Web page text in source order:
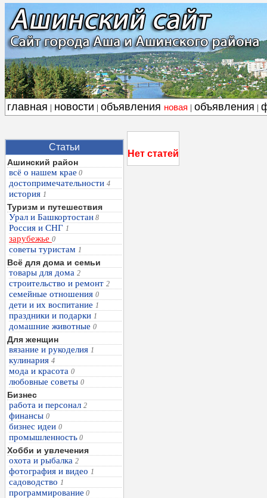
главная новости объявления новая объявления
Статьи
Ашинский район
всё о нашем крае 0
достопримечательности 4
история 1
Туризм и путешествия
Урал и Башкортостан 8
Россия и СНГ 1
зарубежье 0
советы туристам 1
Всё для дома и семьи
товары для дома 2
строительство и ремонт 2
семейные отношения 0
дети и их воспитание 1
праздники и подарки 1
домашние животные 0
Для женщин
вязание и рукоделия 1
кулинария 4
мода и красота 0
любовные советы 0
Бизнес
работа и персонал 2
финансы 0
бизнес идеи 0
промышленность 0
Хобби и увлечения
охота и рыбалка 2
фотография и видео 1
садоводство 1
программирование 0
Нет статей